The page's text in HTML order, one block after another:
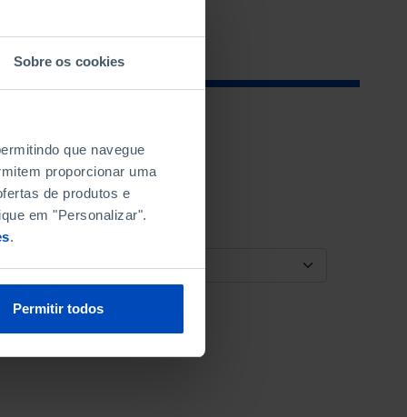
Sobre os cookies
que navegue
proporcionar uma
de produtos e
em "Personalizar".
.
Permitir todos
ORDENAR POR